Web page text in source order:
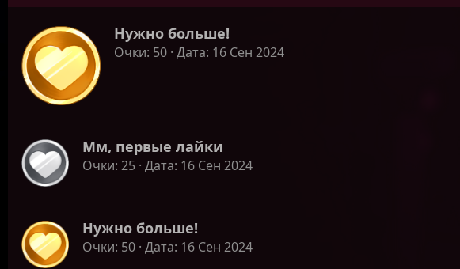
Нужно больше!
Очки 50 Дата 16 Сен 2024
Мм, первые лайки
Очки 25 Дата 16 Сен 2024
Нужно больше!
Очки 50 Дата 16 Сен 2024